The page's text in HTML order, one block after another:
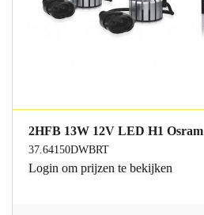
2HFB 13W 12V LED H1 Osram
37.64150DWBRT
Login om prijzen te bekijken